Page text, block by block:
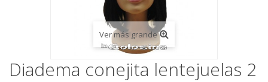
Ver más grande
Diadema conejita lentejuelas 2